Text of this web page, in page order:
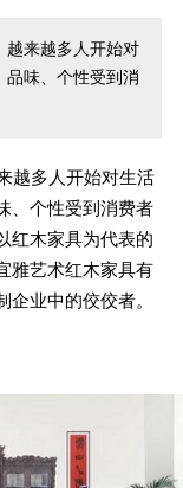
越来越多人开始对
品味、个性受到消
越多人开始对生活
、个性受到消费者
红木家具为代表的
雅艺术红木家具有
业中的佼佼者。